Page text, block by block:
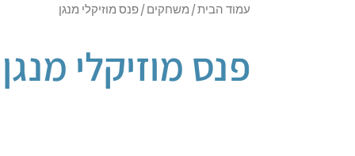
עמוד הבית/ משחקים/ פנס מוזיקלי מנגן
פנס מוזיקלי מנגן